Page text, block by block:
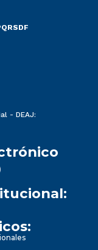
- DEAJ: